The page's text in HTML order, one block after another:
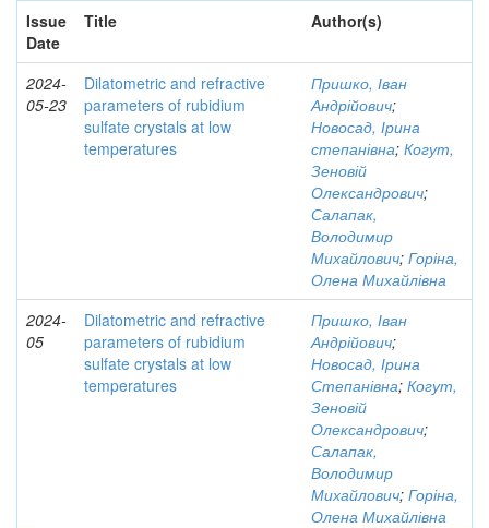
Issue
Date
Title Author(s)
2024-
05-23
Dilatometric and refractive
parameters of rubidium
sulfate crystals at low
temperatures
Пришко, Іван
Андрійович;
Новосад, Ірина
степанівна; Когут,
Зеновій
Олександрович;
Салапак,
Володимир
Михайлович; Горіна,
Олена Михайлівна
2024-
05
Dilatometric and refractive
parameters of rubidium
sulfate crystals at low
temperatures
Пришко, Іван
Андрійович;
Новосад, Ірина
Степанівна; Когут,
Зеновій
Олександрович;
Салапак,
Володимир
Михайлович; Горіна,
Олена Михайлівна